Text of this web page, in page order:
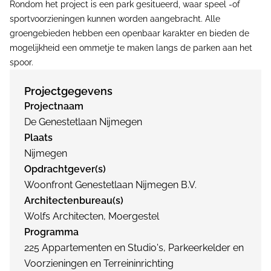
Rondom het project is een park gesitueerd, waar speel -of
sportvoorzieningen kunnen worden aangebracht. Alle
groengebieden hebben een openbaar karakter en bieden de
mogelijkheid een ommetje te maken langs de parken aan het
spoor.
Projectgegevens
Projectnaam
De Genestetlaan Nijmegen
Plaats
Nijmegen
Opdrachtgever(s)
Woonfront Genestetlaan Nijmegen B.V.
Architectenbureau(s)
Wolfs Architecten, Moergestel
Programma
225 Appartementen en Studio's, Parkeerkelder en
Voorzieningen en Terreininrichting